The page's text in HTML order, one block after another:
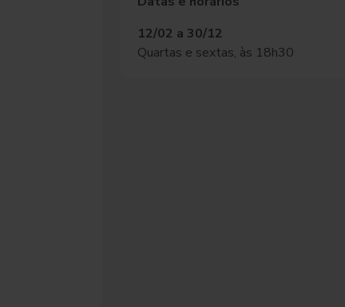
12/02 a 30/12
Quartas e sextas, às 18h30